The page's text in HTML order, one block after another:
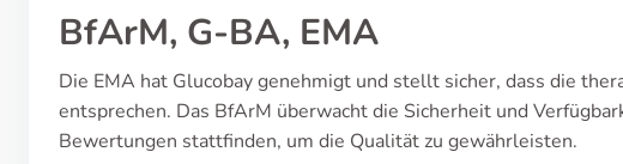
BfArM, G-BA, EMA
Die EMA hat Glucobay genehmigt und stellt sicher, dass die
entsprechen. Das BfArM überwacht die Sicherheit und
Bewertungen stattfinden, um die Qualität zu gewährleisten.